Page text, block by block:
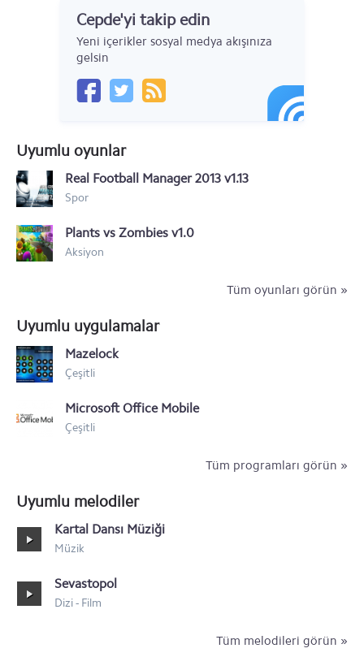
Nokia 220
Nokia Asha 230
Nokia X+
Nokia Lumia icon 929
Nokia Lumia 1320
Nokia Lumia 1520
Nokia 500
Cepde'yi takip edin
Yeni içerikler sosyal medya akışınıza
gelsin
Uyumlu oyunlar
Real Football Manager 2013 v1.13
Spor
Plants vs Zombies v1.0
Aksiyon
Tüm oyunları görün »
Uyumlu uygulamalar
Mazelock
Çeşitli
Microsoft Office Mobile
Çeşitli
Tüm programları görün »
Uyumlu melodiler
Kartal Dansı Müziği
Müzik
Sevastopol
Dizi - Film
Tüm melodileri görün »